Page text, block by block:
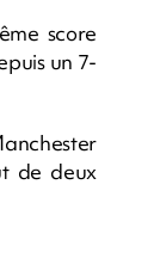
score
un 7-
de deux